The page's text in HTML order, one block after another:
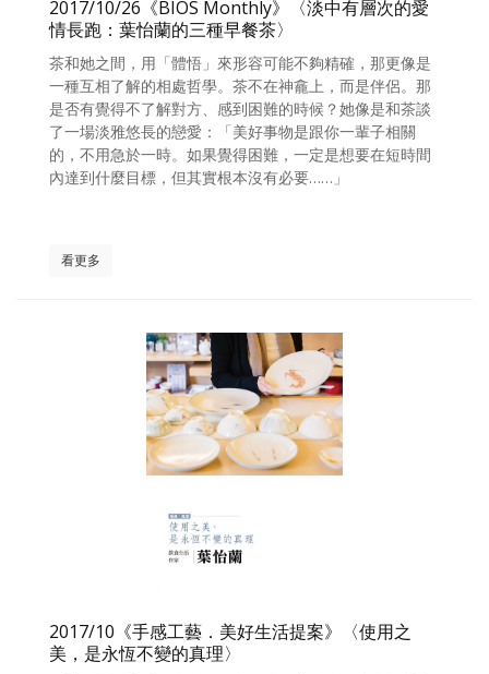
2017/10/26《BIOS Monthly》〈淡中有層次的愛
情長跑：葉怡蘭的三種早餐茶〉
茶和她之間，用「體悟」來形容可能不夠精確，那更像是
一種互相了解的相處哲學。茶不在神龕上，而是伴侶。那
是否有覺得不了解對方、感到困難的時候？她像是和茶談
了一場淡雅悠長的戀愛：「美好事物是跟你一輩子相關
的，不用急於一時。如果覺得困難，一定是想要在短時間
內達到什麼目標，但其實根本沒有必要……」
看更多
2017/10《手感工藝．美好生活提案》〈使用之
美，是永恆不變的真理〉